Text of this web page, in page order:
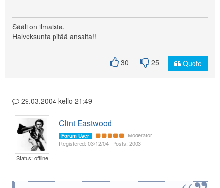
Sääli on ilmaista.
Halveksunta pitää ansaita!!
30 25 Quote
29.03.2004 kello 21:49
Status: offline
Clint Eastwood
Forum User
Moderator
Registered: 03/12/04 Posts: 2003